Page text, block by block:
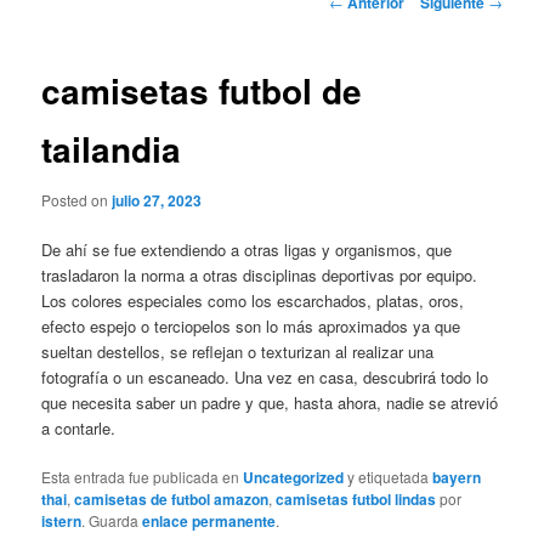
camisetas futbol de
tailandia
Posted onjulio 27, 2023
De ahí se fue extendiendo a otras ligas y organismos, que
trasladaron la norma a otras disciplinas deportivas por equipo.
Los colores especiales como los escarchados, platas, oros,
efecto espejo o terciopelos son lo más aproximados ya que
sueltan destellos, se reflejan o texturizan al realizar una
fotografía o un escaneado. Una vez en casa, descubrirá todo lo
que necesita saber un padre y que, hasta ahora, nadie se atrevió
a contarle.
Esta entrada fue publicada en Uncategorizedy etiquetadabayern
thai,camisetas de futbol amazon,camisetas futbol lindaspor
istern. Guardaenlace permanente.